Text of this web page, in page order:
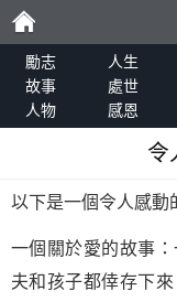
勵
志
勵志 人生
故事
處世
人物
感恩
令
以下是一個令人感動
一個關於愛的故事
夫和孩子都倖存下